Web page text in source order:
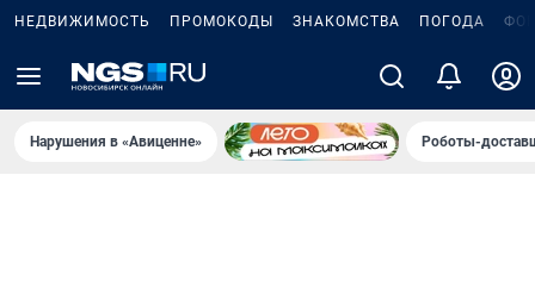
НЕДВИЖИМОСТЬ ПРОМОКОДЫ ЗНАКОМСТВА ПОГОДА
Нарушения в «Авиценне» Роботы-